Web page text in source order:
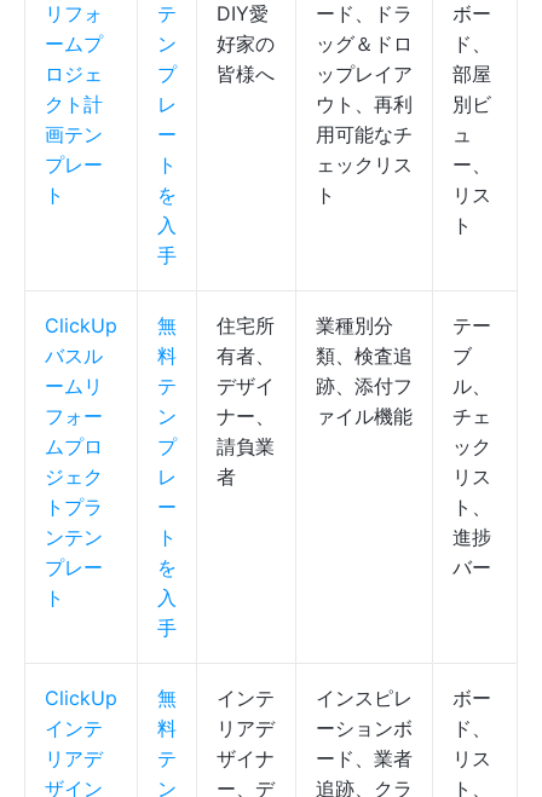
リフォ
ームプ
ロジェ
クト計
画テン
プレー
ト
テ
ン
プ
レ
ー
ト
を
入
手
DIY愛
好家の
皆様へ
ード、ドラ
ッグ＆ドロ
ップレイア
ウト、再利
用可能なチ
ェックリス
ト
ボー
ド、
部屋
別ビ
ュ
ー、
リス
ト
ClickUp
バスル
ームリ
フォー
ムプロ
ジェク
トプラ
ンテン
プレー
ト
無
料
テ
ン
プ
レ
ー
ト
を
入
手
住宅所
有者、
デザイ
ナー、
請負業
者
業種別分
類、検査追
跡、添付フ
ァイル機能
テー
ブ
ル、
チェ
ック
リス
ト、
進捗
バー
ClickUp
インテ
リアデ
ザイン
無
料
テ
ン
インテ
リアデ
ザイナ
ー、デ
インスピレ
ーションボ
ード、業者
追跡、クラ
ボー
ド、
リス
ト、